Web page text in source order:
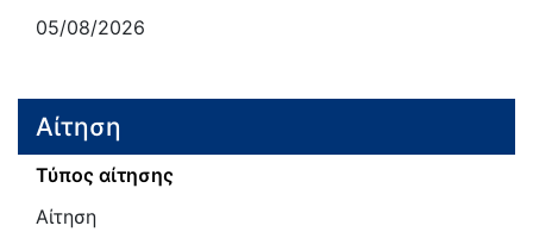
05/08/2026
Αίτηση
Τύπος αίτησης
Αίτηση